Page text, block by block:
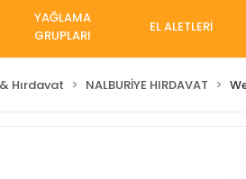
YAĞLAMA
GRUPLARI
EL ALETLERİ
Hırdavat NALBURİYE HIRDAVAT